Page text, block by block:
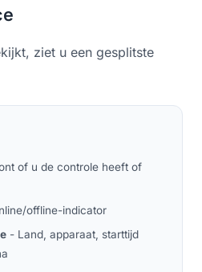
ziet u een gesplitste
of u de controle heeft of
offline-indicator
- Land, apparaat, starttijd